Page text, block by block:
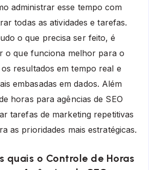
administrar esse tempo com
todas as atividades e tarefas.
o que precisa ser feito, é
o que funciona melhor para o
resultados em tempo real e
embasadas em dados. Além
horas para agências de SEO
tarefas de marketing repetitivas
as prioridades mais estratégicas.
quais o Controle de Horas